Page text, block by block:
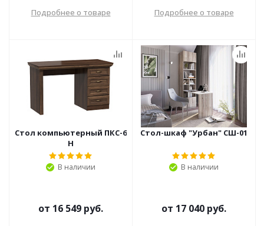
Подробнее о товаре Подробнее о товаре
Стол компьютерный ПКС-6
Н
В наличии
от 16 549 руб.
Стол-шкаф "Урбан" СШ-01
В наличии
от 17 040 руб.